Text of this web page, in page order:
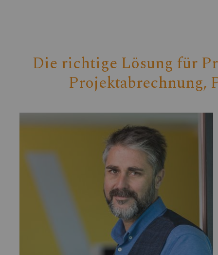
Die richtige Lösung für
Projektabrechnung,